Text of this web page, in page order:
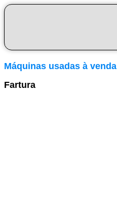
Máquinas usadas à venda
Fartura